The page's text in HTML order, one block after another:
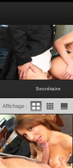
Secrétaire
Affichage :